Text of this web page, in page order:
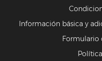
Información básica y
Formulario